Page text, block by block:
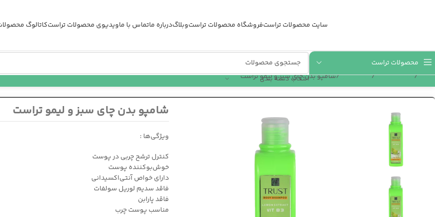
سایت محصولات تراستفروشگاه محصولات تراستوبلاگدرباره ماتماس با ماویدیوی محصولات تراستکاتالوگ
محصولات تراست
انتخاب دسته بندی
خانه مراقبت از بدن شامپو بدن شامپو بدن چای سبز و لیمو تراست
شامپو بدن چای سبز و لیمو تراست
ویژگی‌ها :
کنترل ترشح چربی در پوست
خوش‌بوکننده پوست
دارای خواص آنتی‌اکسیدانی
فاقد سدیم لوریل سولفات
فاقد پارابن
مناسب پوست چرب